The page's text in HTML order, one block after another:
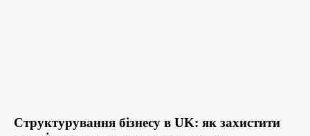
Структурування бізнесу в UK: як захистити